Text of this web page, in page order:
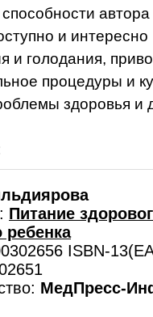
и интересно
и голодания,
процедуры и
здоровья и
Питание
ребенка
ISBN-
МедПресс-